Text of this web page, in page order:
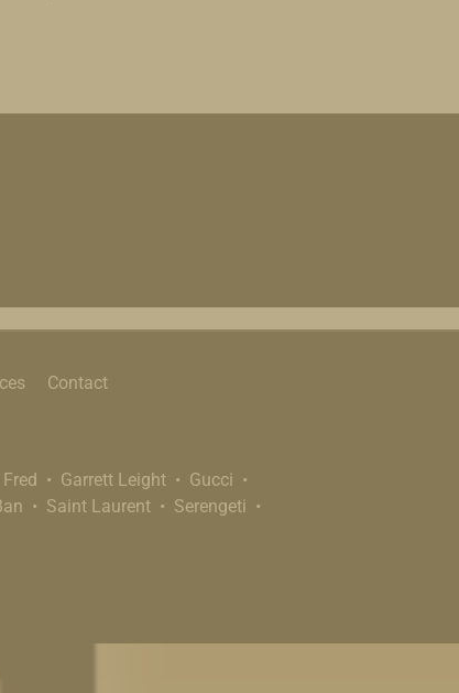
Contact
Fred Garrett Leight
Gucci
Saint Laurent
Serengeti